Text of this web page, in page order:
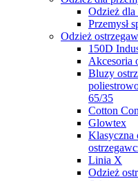
Odzież
Przemysł
Odzież
150D
Akcesoria
Bluzy
65/35
Cotton
Glowtex
Klasyczna
Linia X
Odzież